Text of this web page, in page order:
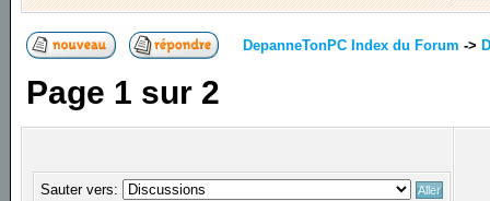
DepanneTonPC Index du Forum ->
Page 1 sur 2
Sauter vers: